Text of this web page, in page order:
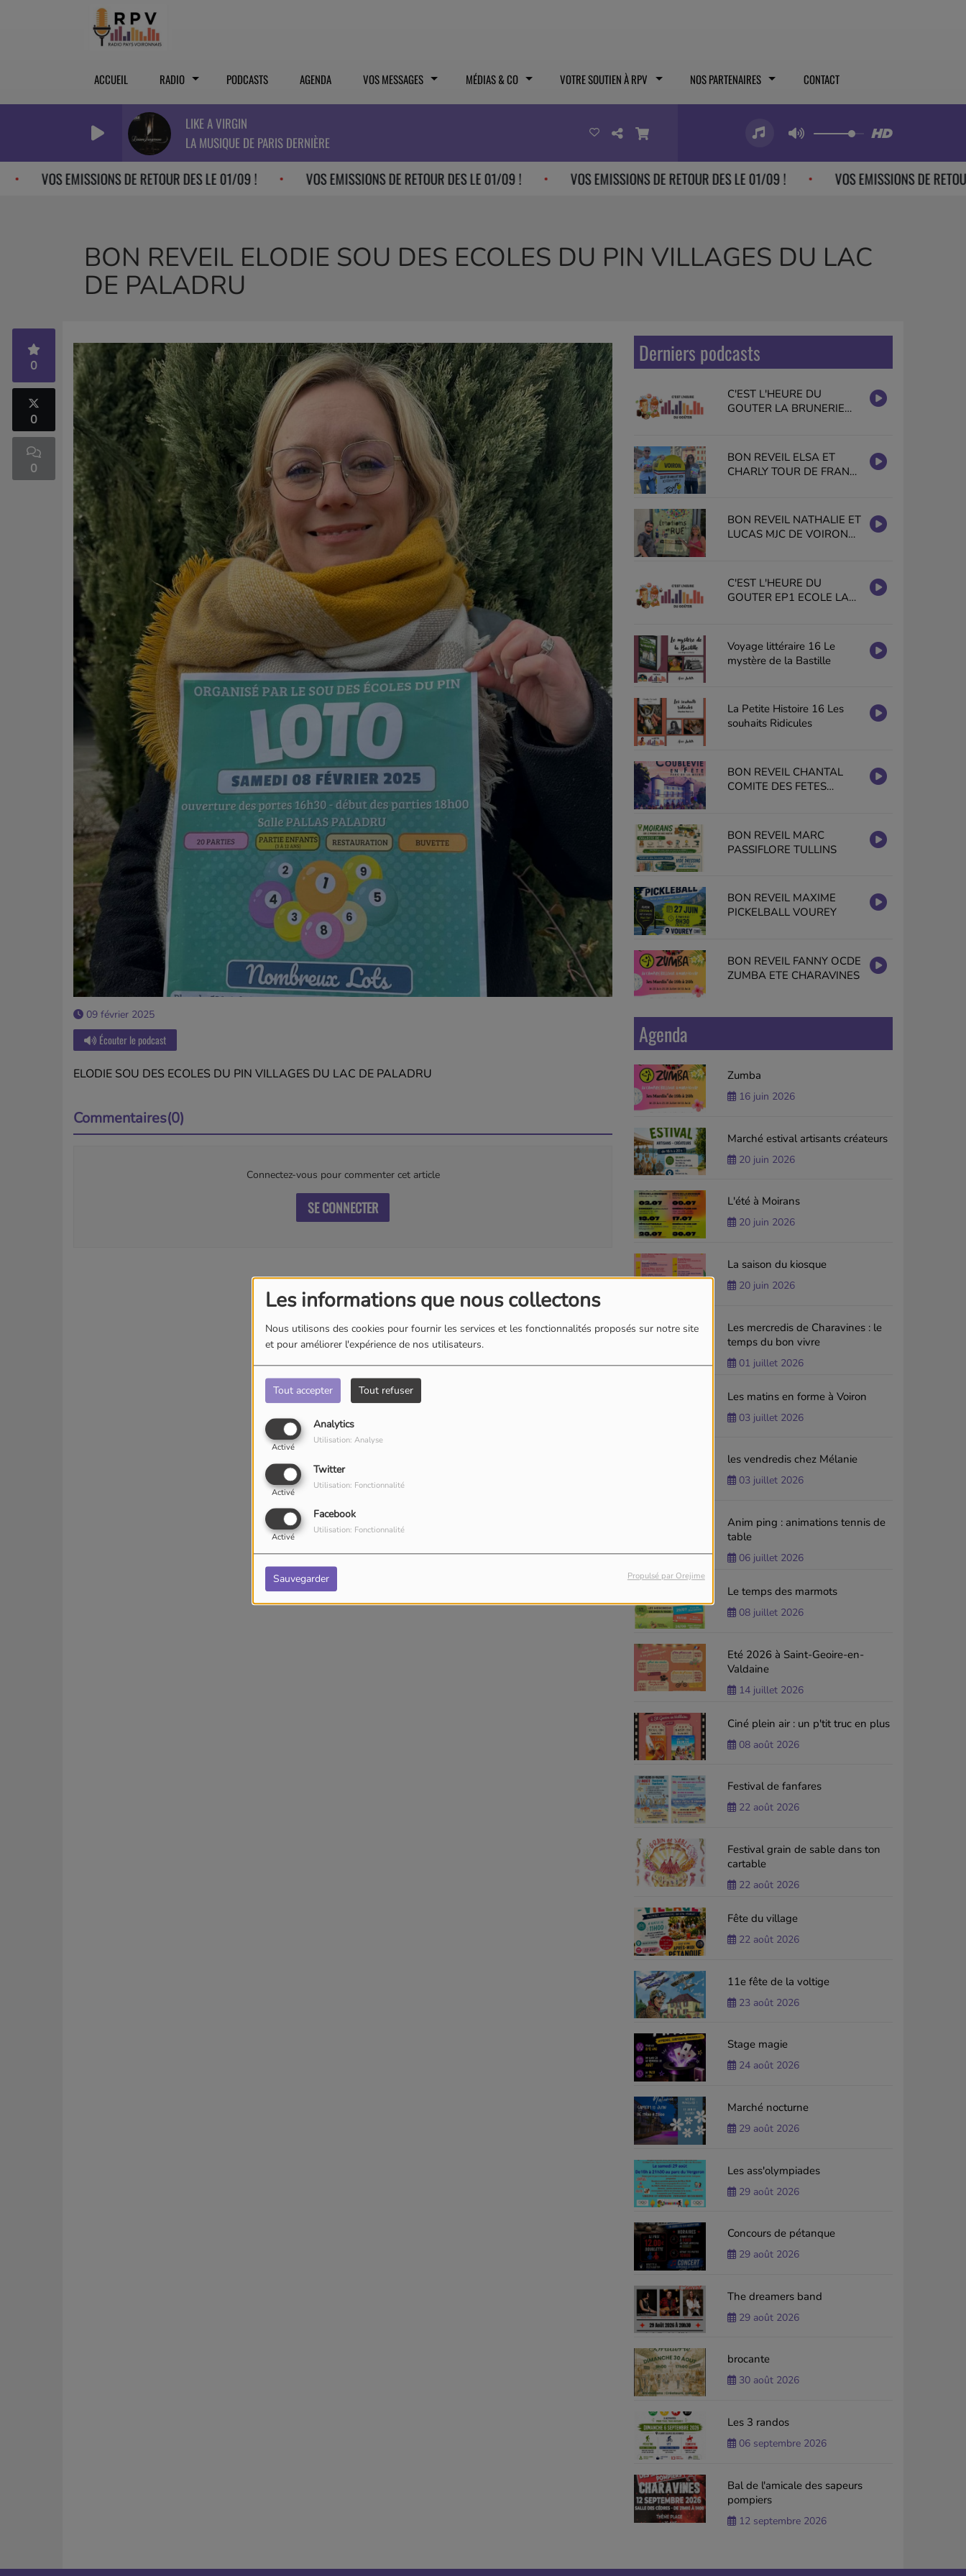
Les informations que nous collectons
Nous utilisons des cookies pour fournir les services et les fonctionnalités proposés sur notre site
et pour améliorer l'expérience de nos utilisateurs.
Tout accepter Tout refuser
Analytics
Activé
Utilisation: Analyse
Twitter
Activé
Utilisation: Fonctionnalité
Facebook
Activé
Utilisation: Fonctionnalité
Sauvegarder Propulsé par Orejime
ACCUEIL RADIO PODCASTS AGENDA VOS MESSAGES MÉDIAS & CO VOTRE SOUTIEN À RPV NOS PARTENAIRES CONTACT
LIKE A VIRGIN
LA MUSIQUE DE PARIS DERNIÈRE
EMISSIONS DE RETOUR DES LE 01/09 ! VOS EMISSIONS DE RETOUR DES LE 01/09 ! VOS EMISSIONS DE RETOUR DES LE 01/09 ! VOS EMISSIONS DE RETOUR DES
BON REVEIL ELODIE SOU DES ECOLES DU PIN VILLAGES DU LAC
DE PALADRU
0
0
0
09 février 2025
Écouter le podcast
ELODIE SOU DES ECOLES DU PIN VILLAGES DU LAC DE PALADRU
Commentaires(0)
Connectez-vous pour commenter cet article
SE CONNECTER
Derniers podcasts
C'EST L'HEURE DU
GOUTER LA BRUNERIE
BON REVEIL ELSA ET
CHARLY TOUR DE FRANCE
BON REVEIL NATHALIE ET
LUCAS MJC DE VOIRON
C'EST L'HEURE DU
GOUTER EP1 ECOLE LA
Voyage littéraire 16 Le
mystère de la Bastille
La Petite Histoire 16 Les
souhaits Ridicules
BON REVEIL CHANTAL
COMITE DES FETES
BON REVEIL MARC
PASSIFLORE TULLINS
BON REVEIL MAXIME
PICKELBALL VOUREY
BON REVEIL FANNY OCDE
ZUMBA ETE CHARAVINES
Agenda
Zumba
16 juin 2026
Marché estival artisants créateurs
20 juin 2026
L'été à Moirans
20 juin 2026
La saison du kiosque
20 juin 2026
Les mercredis de Charavines : le
temps du bon vivre
01 juillet 2026
Les matins en forme à Voiron
03 juillet 2026
les vendredis chez Mélanie
03 juillet 2026
Anim ping : animations tennis de
table
06 juillet 2026
Le temps des marmots
08 juillet 2026
Eté 2026 à Saint-Geoire-en-
Valdaine
14 juillet 2026
Ciné plein air : un p'tit truc en plus
08 août 2026
Festival de fanfares
22 août 2026
Festival grain de sable dans ton
cartable
22 août 2026
Fête du village
22 août 2026
11e fête de la voltige
23 août 2026
Stage magie
24 août 2026
Marché nocturne
29 août 2026
Les ass'olympiades
29 août 2026
Concours de pétanque
29 août 2026
The dreamers band
29 août 2026
brocante
30 août 2026
Les 3 randos
06 septembre 2026
Bal de l'amicale des sapeurs
pompiers
12 septembre 2026